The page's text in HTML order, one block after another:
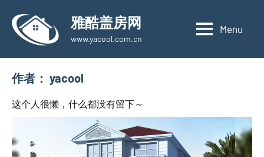
content
雅酷盖房网
www.yacool.com.cn
Menu
作者： yacool
这个人很懒，什么都没有留下～